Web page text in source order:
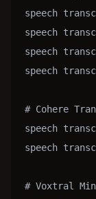
speech
speech
speech
speech
# Cohere
speech
speech
# Voxtral Mini